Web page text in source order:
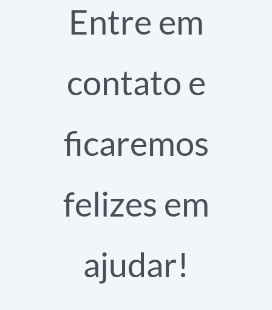
Entre em
contato e
ficaremos
felizes em
ajudar!